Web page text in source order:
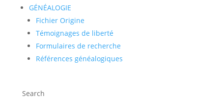
GÉNÉALOGIE
Fichier Origine
Témoignages de liberté
Formulaires de recherche
Références généalogiques
Search